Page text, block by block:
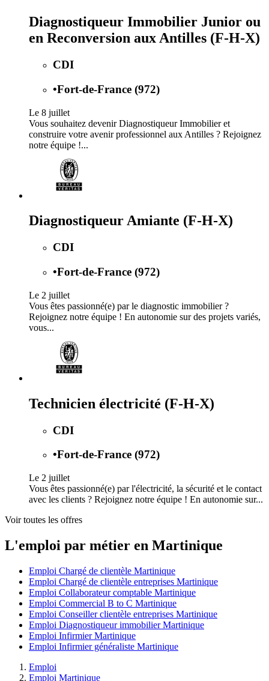
Diagnostiqueur Immobilier Junior ou
en Reconversion aux Antilles (F-H-X)
CDI
•Fort-de-France (972)
Le 8 juillet
Vous souhaitez devenir Diagnostiqueur Immobilier et
construire votre avenir professionnel aux Antilles ? Rejoignez
notre équipe !...
Diagnostiqueur Amiante (F-H-X)
CDI
•Fort-de-France (972)
Le 2 juillet
Vous êtes passionné(e) par le diagnostic immobilier ?
Rejoignez notre équipe ! En autonomie sur des projets variés,
vous...
Technicien électricité (F-H-X)
CDI
•Fort-de-France (972)
Le 2 juillet
Vous êtes passionné(e) par l'électricité, la sécurité et le contact
avec les clients ? Rejoignez notre équipe ! En autonomie sur...
Voir toutes les offres
L'emploi par métier en Martinique
Emploi Chargé de clientèle Martinique
Emploi Chargé de clientèle entreprises Martinique
Emploi Collaborateur comptable Martinique
Emploi Commercial B to C Martinique
Emploi Conseiller clientèle entreprises Martinique
Emploi Diagnostiqueur immobilier Martinique
Emploi Infirmier Martinique
Emploi Infirmier généraliste Martinique
Emploi
Emploi Martinique